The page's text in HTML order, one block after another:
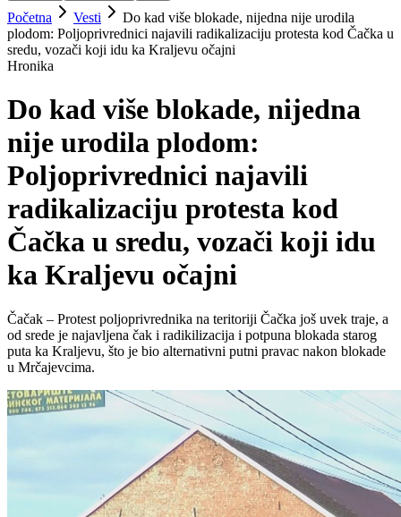
Početna Vesti
Do kad više blokade, nijedna nije urodila
plodom: Poljoprivrednici najavili radikalizaciju protesta kod Čačka u
sredu, vozači koji idu ka Kraljevu očajni
Hronika
Do kad više blokade, nijedna
nije urodila plodom:
Poljoprivrednici najavili
radikalizaciju protesta kod
Čačka u sredu, vozači koji idu
ka Kraljevu očajni
Čačak – Protest poljoprivrednika na teritoriji Čačka još uvek traje, a
od srede je najavljena čak i radikilizacija i potpuna blokada starog
puta ka Kraljevu, što je bio alternativni putni pravac nakon blokade
u Mrčajevcima.